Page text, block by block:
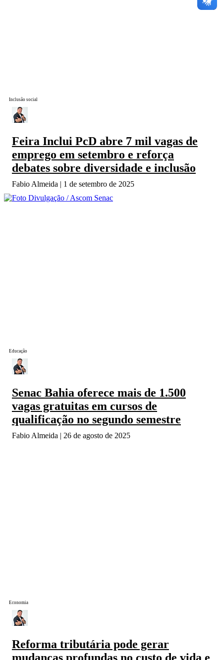
Inclusão social
Feira Inclui PcD abre 7 mil vagas de
emprego em setembro e reforça
debates sobre diversidade e inclusão
Fabio Almeida 1 de setembro de 2025
Educação
Senac Bahia oferece mais de 1.500
vagas gratuitas em cursos de
qualificação no segundo semestre
Fabio Almeida 26 de agosto de 2025
Economia
Reforma tributária pode gerar